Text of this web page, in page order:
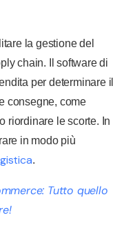
la gestione del
chain. Il software di
per determinare il
consegne, come
riordinare le scorte. In
in modo più
.
Tutto quello